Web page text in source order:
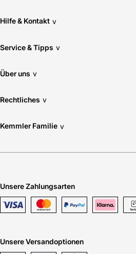
Hilfe & Kontakt v
Service & Tipps v
Über uns v
Rechtliches v
Kemmler Familie v
Unsere Zahlungsarten
Unsere Versandoptionen